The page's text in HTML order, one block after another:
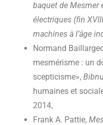
baquet de Mesmer
électriques (fin
machines à l’âge
Normand
mesmérisme : un
scepticisme»,
humaines et
2014,
Frank A. Pattie,